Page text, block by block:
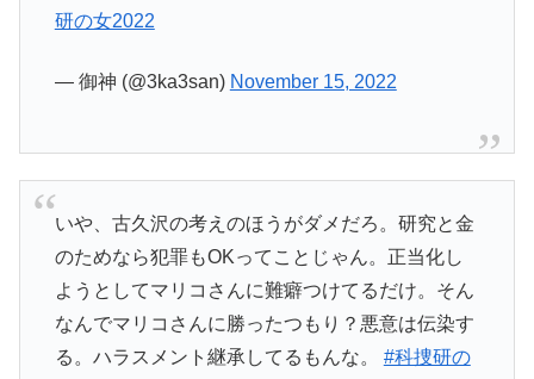
研の女2022
— 御神 (@3ka3san) November 15, 2022
いや、古久沢の考えのほうがダメだろ。研究と金
のためなら犯罪もOKってことじゃん。正当化し
ようとしてマリコさんに難癖つけてるだけ。そん
なんでマリコさんに勝ったつもり？悪意は伝染す
る。ハラスメント継承してるもんな。 #科捜研の